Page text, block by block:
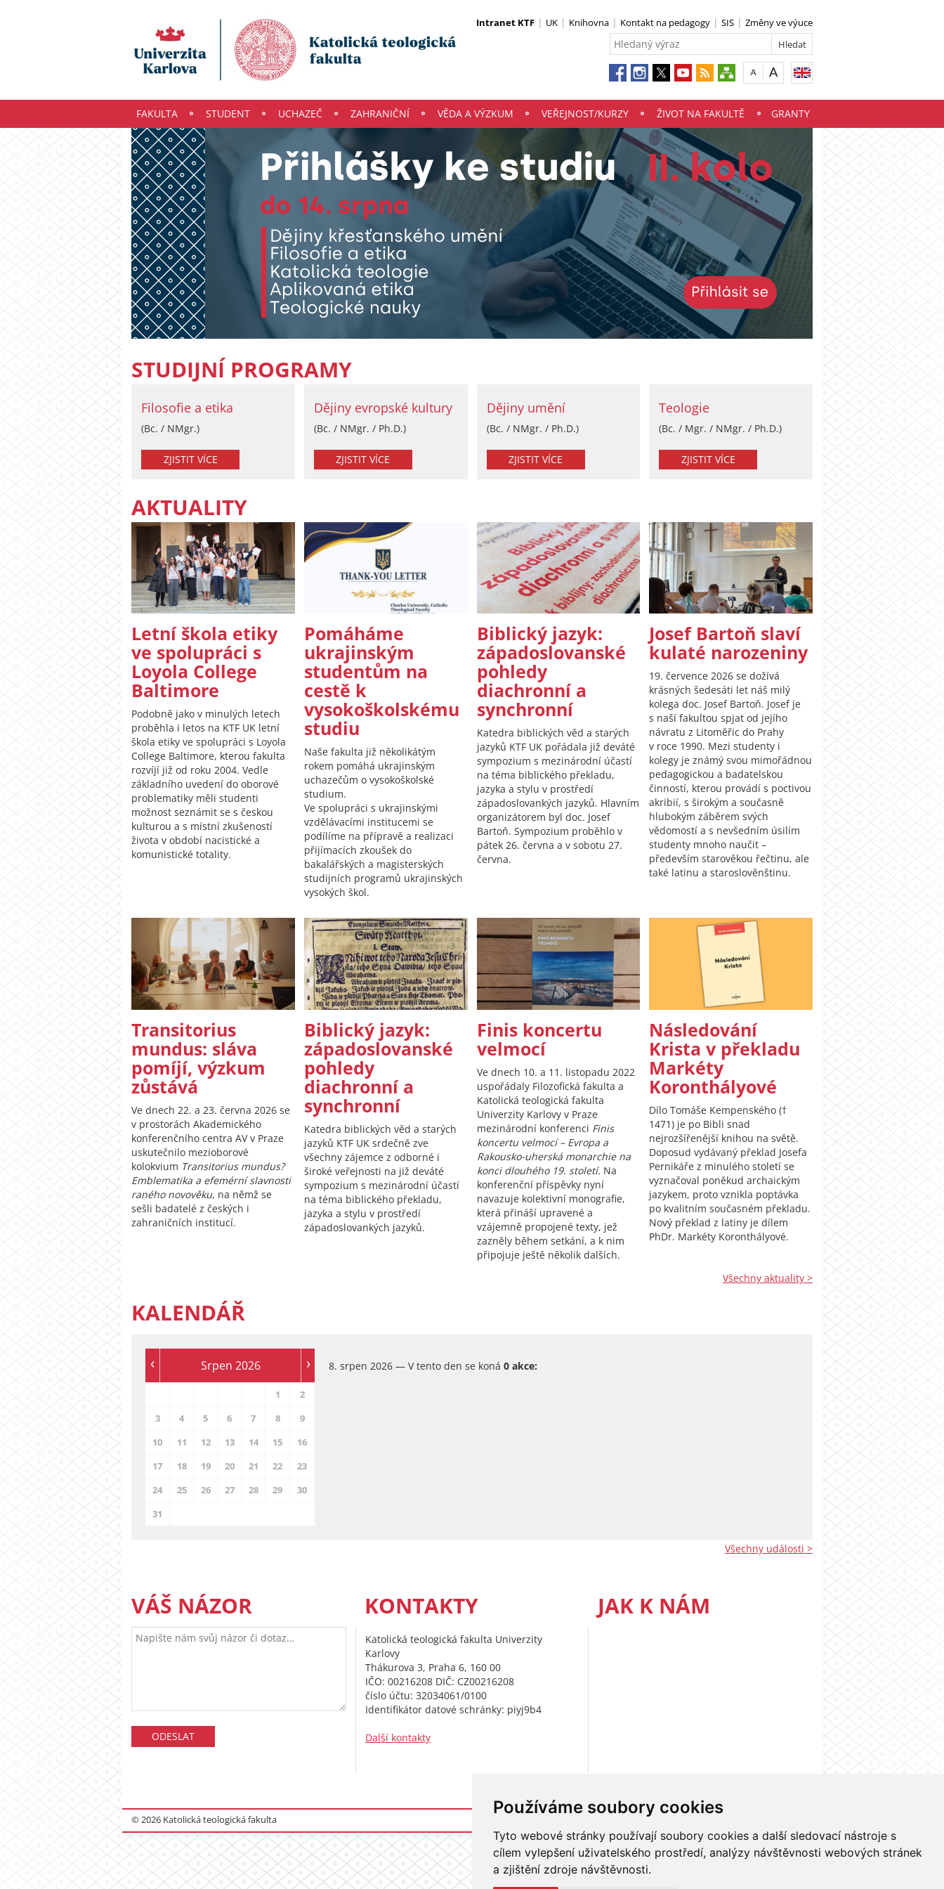
Používáme soubory cookies
Tyto webové stránky používají soubory cookies a další sledovací nástroje s
cílem vylepšení uživatelského prostředí, analýzy návštěvnosti webových stránek
a zjištění zdroje návštěvnosti.
Intranet KTF UK Knihovna Kontakt na pedagogy SIS Změny ve výuce
FAKULTA STUDENT UCHAZEČ ZAHRANIČNÍ VĚDA A VÝZKUM VEŘEJNOST/KURZY ŽIVOT NA FAKULTĚ GRANTY
STUDIJNÍ PROGRAMY
Filosofie a etika
(Bc. / NMgr.)
ZJISTIT VÍCE
Dějiny evropské kultury
(Bc. / NMgr. / Ph.D.)
ZJISTIT VÍCE
Dějiny umění
(Bc. / NMgr. / Ph.D.)
ZJISTIT VÍCE
Teologie
(Bc. / Mgr. / NMgr. / Ph.D.)
ZJISTIT VÍCE
AKTUALITY
Letní škola etiky
ve spolupráci s
Loyola College
Baltimore
Podobně jako v minulých letech
proběhla i letos na KTF UK letní
škola etiky ve spolupráci s Loyola
College Baltimore, kterou fakulta
rozvíjí již od roku 2004. Vedle
základního uvedení do oborové
problematiky měli studenti
možnost seznámit se s českou
kulturou a s místní zkušeností
života v období nacistické a
komunistické totality.
Pomáháme
ukrajinským
studentům na
cestě k
vysokoškolskému
studiu
Naše fakulta již několikátým
rokem pomáhá ukrajinským
uchazečům o vysokoškolské
studium.
Ve spolupráci s ukrajinskými
vzdělávacími institucemi se
podílíme na přípravě a realizaci
přijímacích zkoušek do
bakalářských a magisterských
studijních programů ukrajinských
vysokých škol.
Biblický jazyk:
západoslovanské
pohledy
diachronní a
synchronní
Katedra biblických věd a starých
jazyků KTF UK pořádala již deváté
sympozium s mezinárodní účastí
na téma biblického překladu,
jazyka a stylu v prostředí
západoslovankých jazyků. Hlavním
organizátorem byl doc. Josef
Bartoň. Sympozium proběhlo v
pátek 26. června a v sobotu 27.
června.
Josef Bartoň slaví
kulaté narozeniny
19. července 2026 se dožívá
krásných šedesáti let náš milý
kolega doc. Josef Bartoň. Josef je
s naší fakultou spjat od jejího
návratu z Litoměřic do Prahy
v roce 1990. Mezi studenty i
kolegy je známý svou mimořádnou
pedagogickou a badatelskou
činností, kterou provádí s poctivou
akribií, s širokým a současně
hlubokým záběrem svých
vědomostí a s nevšedním úsilím
studenty mnoho naučit –
především starověkou řečtinu, ale
také latinu a staroslověnštinu.
Transitorius
mundus: sláva
pomíjí, výzkum
zůstává
Ve dnech 22. a 23. června 2026 se
v prostorách Akademického
konferenčního centra AV v Praze
uskutečnilo mezioborové
kolokvium Transitorius mundus?
Emblematika a efemérní slavnosti
raného novověku, na němž se
sešli badatelé z českých i
zahraničních institucí.
Biblický jazyk:
západoslovanské
pohledy
diachronní a
synchronní
Katedra biblických věd a starých
jazyků KTF UK srdečně zve
všechny zájemce z odborné i
široké veřejnosti na již deváté
sympozium s mezinárodní účastí
na téma biblického překladu,
jazyka a stylu v prostředí
západoslovankých jazyků.
Finis koncertu
velmocí
Ve dnech 10. a 11. listopadu 2022
uspořádaly Filozofická fakulta a
Katolická teologická fakulta
Univerzity Karlovy v Praze
mezinárodní konferenci Finis
koncertu velmocí – Evropa a
Rakousko-uherská monarchie na
konci dlouhého 19. století. Na
konferenční příspěvky nyní
navazuje kolektivní monografie,
která přináší upravené a
vzájemně propojené texty, jež
zazněly během setkání, a k nim
připojuje ještě několik dalších.
Následování
Krista v překladu
Markéty
Koronthályové
Dílo Tomáše Kempenského (†
1471) je po Bibli snad
nejrozšířenější knihou na světě.
Doposud vydávaný překlad Josefa
Pernikáře z minulého století se
vyznačoval poněkud archaickým
jazykem, proto vznikla poptávka
po kvalitním současném překladu.
Nový překlad z latiny je dílem
PhDr. Markéty Koronthályové.
Všechny aktuality >
KALENDÁŘ
‹ Srpen 2026 ›
1
2
3
4 5 6 7 8
9
10
11 12 13 14 15
16
17
18 19 20 21 22
23
24
25 26 27 28 29
30
31
8. srpen 2026 — V tento den se koná 0 akce:
Všechny události >
VÁŠ NÁZOR KONTAKTY
Katolická teologická fakulta Univerzity
Karlovy
Thákurova 3, Praha 6, 160 00
IČO: 00216208 DIČ: CZ00216208
číslo účtu: 32034061/0100
Identifikátor datové schránky: piyj9b4
Další kontakty
JAK K NÁM
© 2026 Katolická teologická fakulta Přihlášení do informačního systému UK